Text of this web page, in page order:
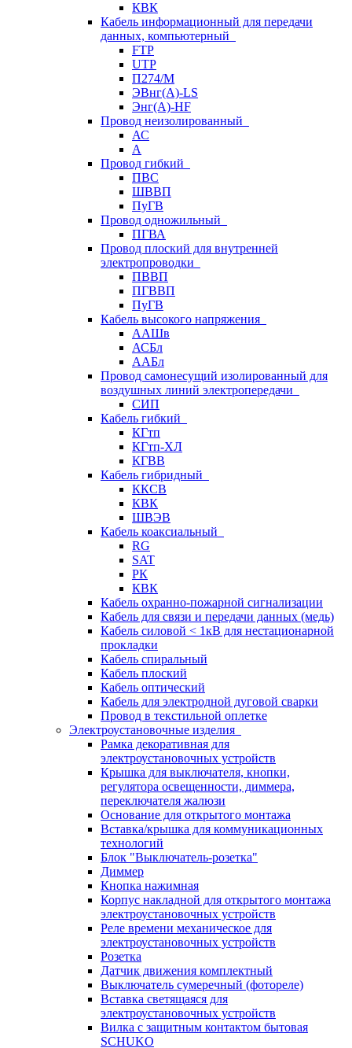
КВК
Кабель информационный для передачи
данных, компьютерный
FTP
UTP
П274/М
ЭВнг(А)-LS
Энг(А)-HF
Провод неизолированный
АС
А
Провод гибкий
ПВС
ШВВП
ПуГВ
Провод одножильный
ПГВА
Провод плоский для внутренней
электропроводки
ПВВП
ПГВВП
ПуГВ
Кабель высокого напряжения
ААШв
АСБл
ААБл
Провод самонесущий изолированный для
воздушных линий электропередачи
СИП
Кабель гибкий
КГтп
КГтп-ХЛ
КГВВ
Кабель гибридный
ККСВ
КВК
ШВЭВ
Кабель коаксиальный
RG
SAT
РК
КВК
Кабель охранно-пожарной сигнализации
Кабель для связи и передачи данных (медь)
Кабель силовой < 1кВ для нестационарной
прокладки
Кабель спиральный
Кабель плоский
Кабель оптический
Кабель для электродной дуговой сварки
Провод в текстильной оплетке
Электроустановочные изделия
Рамка декоративная для
электроустановочных устройств
Крышка для выключателя, кнопки,
регулятора освещенности, диммера,
переключателя жалюзи
Основание для открытого монтажа
Вставка/крышка для коммуникационных
технологий
Блок "Выключатель-розетка"
Диммер
Кнопка нажимная
Корпус накладной для открытого монтажа
электроустановочных устройств
Реле времени механическое для
электроустановочных устройств
Розетка
Датчик движения комплектный
Выключатель сумеречный (фотореле)
Вставка светящаяся для
электроустановочных устройств
Вилка с защитным контактом бытовая
SCHUKO